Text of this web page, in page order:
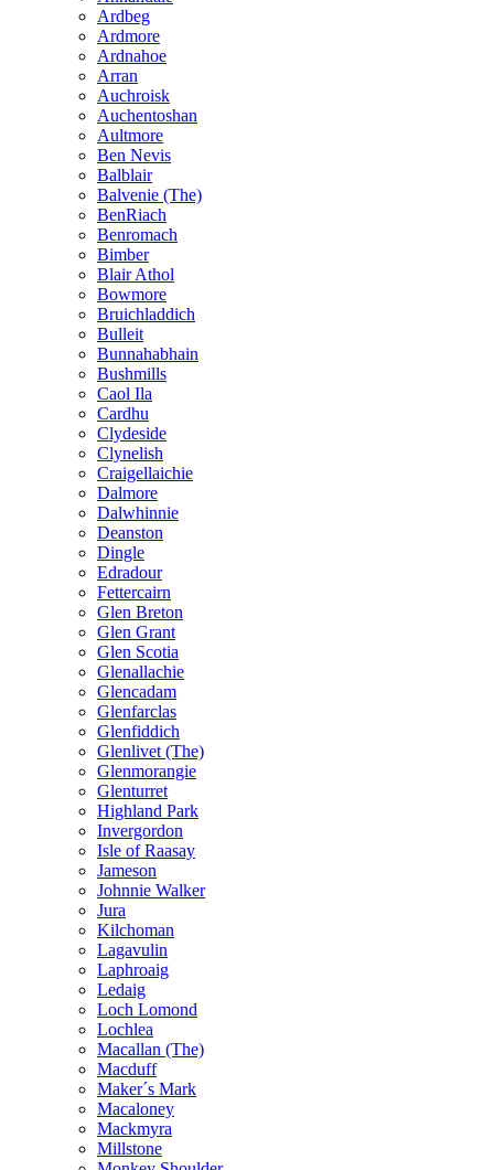
Ardbeg
Ardmore
Ardnahoe
Arran
Auchroisk
Auchentoshan
Aultmore
Ben Nevis
Balblair
Balvenie (The)
BenRiach
Benromach
Bimber
Blair Athol
Bowmore
Bruichladdich
Bulleit
Bunnahabhain
Bushmills
Caol Ila
Cardhu
Clydeside
Clynelish
Craigellaichie
Dalmore
Dalwhinnie
Deanston
Dingle
Edradour
Fettercairn
Glen Breton
Glen Grant
Glen Scotia
Glenallachie
Glencadam
Glenfarclas
Glenfiddich
Glenlivet (The)
Glenmorangie
Glenturret
Highland Park
Invergordon
Isle of Raasay
Jameson
Johnnie Walker
Jura
Kilchoman
Lagavulin
Laphroaig
Ledaig
Loch Lomond
Lochlea
Macallan (The)
Macduff
Maker´s Mark
Macaloney
Mackmyra
Millstone